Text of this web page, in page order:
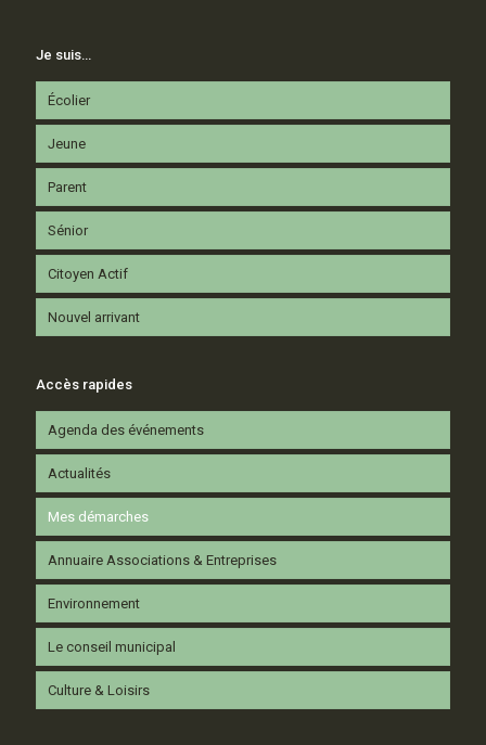
Je suis…
Écolier
Jeune
Parent
Sénior
Citoyen Actif
Nouvel arrivant
Accès rapides
Agenda des événements
Actualités
Mes démarches
Annuaire Associations & Entreprises
Environnement
Le conseil municipal
Culture & Loisirs